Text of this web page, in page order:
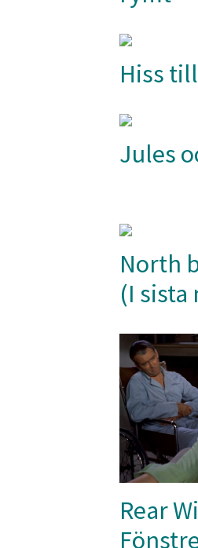
Hiss
Jules
North
(I
Rear